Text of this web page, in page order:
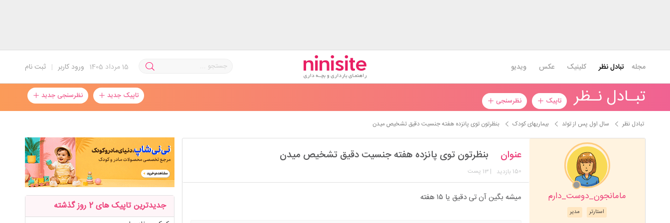
ثبت نام | ورود کاربر 15مرداد 1405 مجله تبادل نظر کلینیک عکس ویدیو
تبـادل نـظر تاپیک نظرسنجی تاپیک جدید نظرسنجی جدید
تبادل نظر سال اول پس از تولد بیماریهای کودک بنظرتون توی پانزده هفته جنسیت دقیق تشخیص میدن
مامانجون_دوست_دارم
مدیر استارتر
عنوان بنظرتون توی پانزده هفته جنسیت دقیق تشخیص میدن
150 بازدید | 13 پست
میشه بگین آن تی دقیق یا ۱۵ هفته
جدیدترین تاپیک های 2 روز گذشته